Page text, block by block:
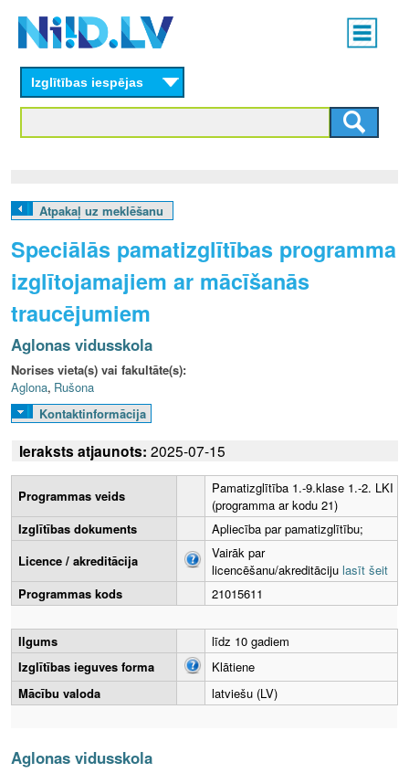
content
Main
menu
L
V
Izglītības iespējas
Atpakaļ uz meklēšanu
Speciālās pamatizglītības programma
izglītojamajiem ar mācīšanās
traucējumiem
Aglonas vidusskola
Norises vieta(s) vai fakultāte(s):
Aglona, Rušona
Kontaktinformācija
Ieraksts atjaunots: 2025-07-15
Programmas veids
Pamatizglītība 1.-9.klase 1.-2. LKI
(programma ar kodu 21)
Izglītības dokuments
Apliecība par pamatizglītību;
Licence / akreditācija
Vairāk par
licencēšanu/akreditāciju lasīt šeit
Programmas kods
21015611
Ilgums
līdz 10 gadiem
Izglītības ieguves forma
Klātiene
Mācību valoda
latviešu (LV)
Aglonas vidusskola